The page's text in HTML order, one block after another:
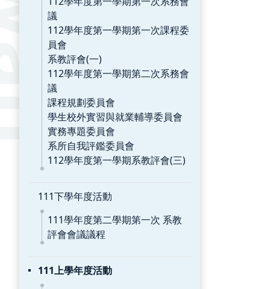
議
112學年度第一學期第一次課程委
員會
系教評會(一)
112學年度第一學期第二次系務會
議
課程規劃委員會
學生校外實習與就業輔導委員會
實務專題委員會
系所自我評鑑委員會
112學年度第一學期系教評會(三)
111下學年度活動
111學年度第二學期第一次 系教
評會會議議程
111上學年度活動